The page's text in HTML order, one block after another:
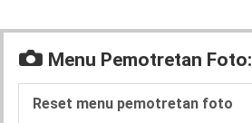
C Menu Pemotretan Foto:
Reset menu pemotretan foto